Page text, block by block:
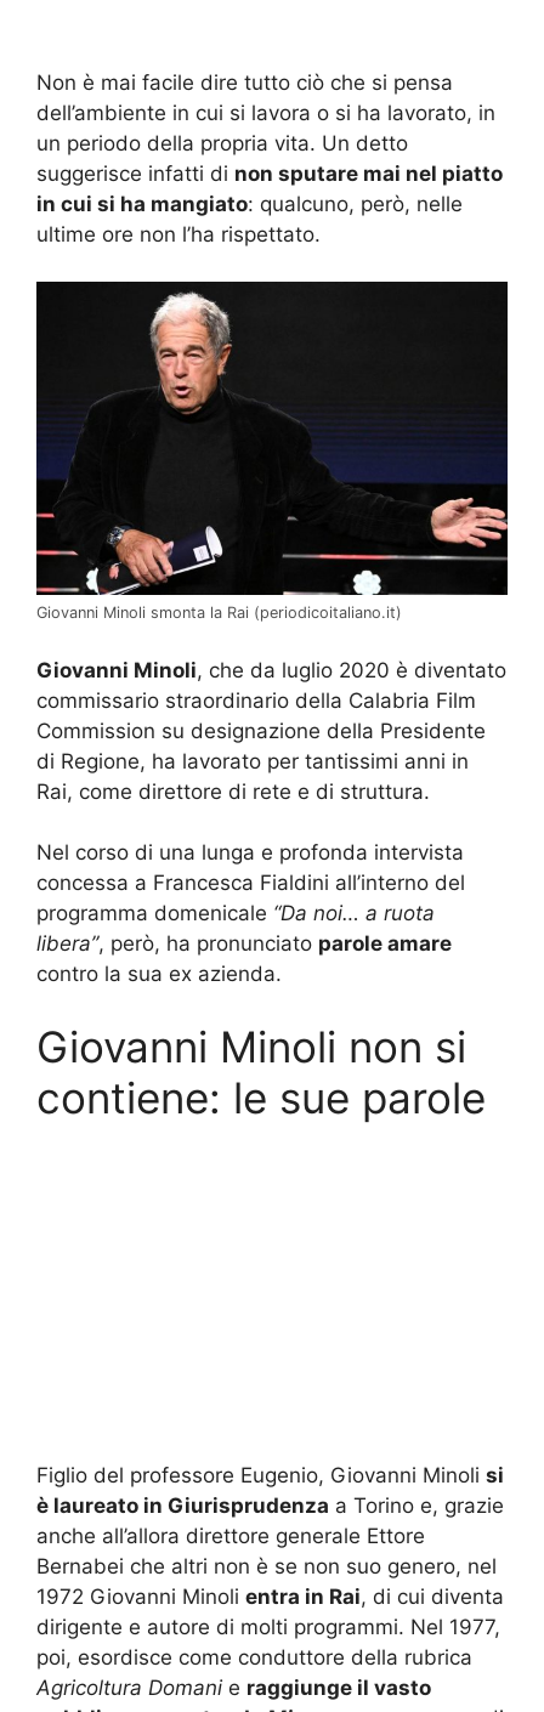
Non è mai facile dire tutto ciò che si pensa
dell’ambiente in cui si lavora o si ha lavorato, in
un periodo della propria vita. Un detto
suggerisce infatti di non sputare mai nel piatto
in cui si ha mangiato: qualcuno, però, nelle
ultime ore non l’ha rispettato.
Giovanni Minoli smonta la Rai (periodicoitaliano.it)
Giovanni Minoli, che da luglio 2020 è diventato
commissario straordinario della Calabria Film
Commission su designazione della Presidente
di Regione, ha lavorato per tantissimi anni in
Rai, come direttore di rete e di struttura.
Nel corso di una lunga e profonda intervista
concessa a Francesca Fialdini all’interno del
programma domenicale “Da noi… a ruota
libera”, però, ha pronunciato parole amare
contro la sua ex azienda.
Giovanni Minoli non si
contiene: le sue parole
Figlio del professore Eugenio, Giovanni Minoli si
è laureato in Giurisprudenza a Torino e, grazie
anche all’allora direttore generale Ettore
Bernabei che altri non è se non suo genero, nel
1972 Giovanni Minoli entra in Rai, di cui diventa
dirigente e autore di molti programmi. Nel 1977,
poi, esordisce come conduttore della rubrica
Agricoltura Domani e raggiunge il vasto